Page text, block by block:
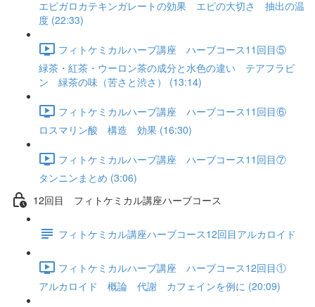
エピガロカテキンガレートの効果 エピの大切さ 抽出の温
度 (22:33)
フィトケミカルハーブ講座 ハーブコース11回目⑤
緑茶・紅茶・ウーロン茶の成分と水色の違い テアフラビ
ン 緑茶の味（苦さと渋さ） (13:14)
フィトケミカルハーブ講座 ハーブコース11回目⑥
ロスマリン酸 構造 効果 (16:30)
フィトケミカルハーブ講座 ハーブコース11回目⑦
タンニンまとめ (3:06)
12回目 フィトケミカル講座ハーブコース
フィトケミカル講座ハーブコース12回目アルカロイド
フィトケミカルハーブ講座 ハーブコース12回目①
アルカロイド 概論 代謝 カフェインを例に (20:09)